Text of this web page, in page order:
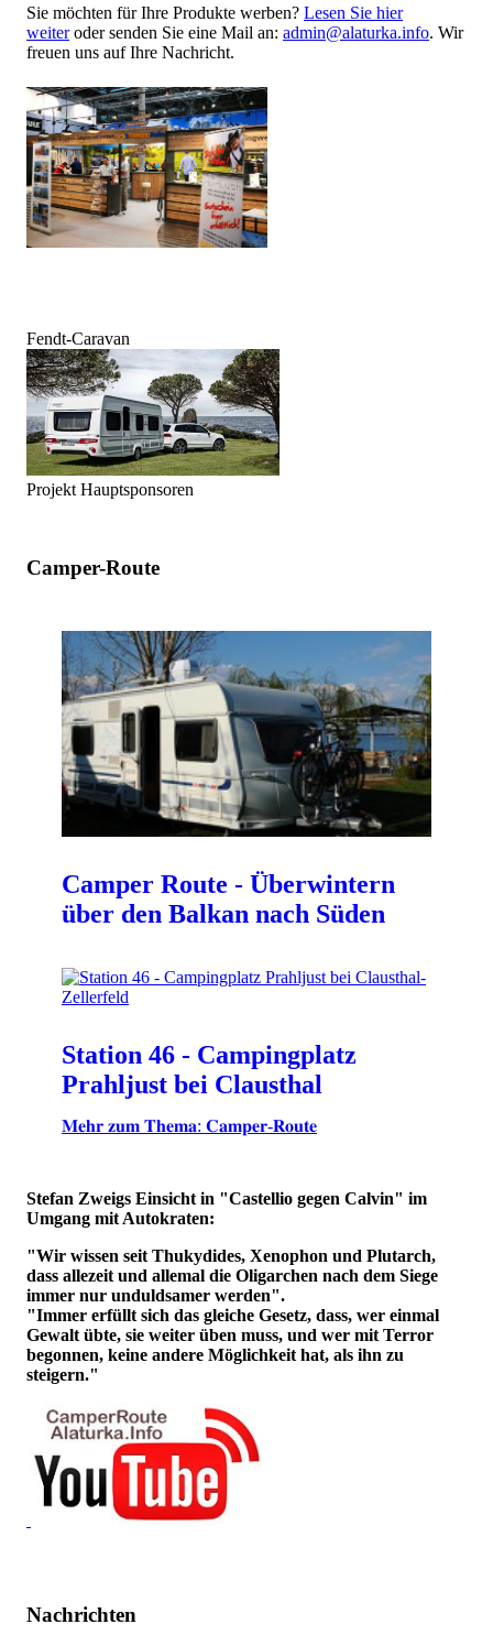
Sie möchten für Ihre Produkte werben? Lesen Sie hier
weiteroder senden Sie eine Mail an: admin@alaturka.info. Wir
freuen uns auf Ihre Nachricht.
Fendt-Caravan
Projekt Hauptsponsoren
Camper-Route
Camper Route - Überwintern
über den Balkan nach Süden
Station 46 - Campingplatz
Prahljust bei Clausthal
𝐌𝐞𝐡𝐫 𝐳𝐮𝐦 𝐓𝐡𝐞𝐦𝐚: 𝐂𝐚𝐦𝐩𝐞𝐫-𝐑𝐨𝐮𝐭𝐞
Stefan Zweigs Einsicht in "Castellio gegen Calvin" im
Umgang mit Autokraten:
"Wir wissen seit Thukydides, Xenophon und Plutarch,
dass allezeit und allemal die Oligarchen nach dem Siege
immer nur unduldsamer werden".
"Immer erfüllt sich das gleiche Gesetz, dass, wer einmal
Gewalt übte, sie weiter üben muss, und wer mit Terror
begonnen, keine andere Möglichkeit hat, als ihn zu
steigern."
Nachrichten